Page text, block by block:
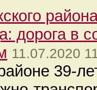
дорога в
11.07.2020
39-